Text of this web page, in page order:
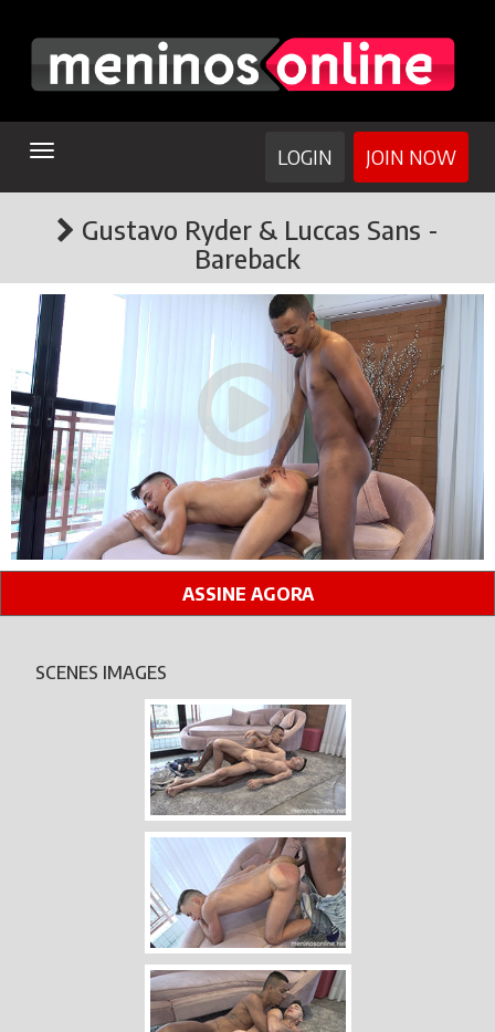
TOGGLE
JOIN NOW
LOGIN
Gustavo Ryder & Luccas Sans -
Bareback
ASSINE AGORA
SCENES IMAGES